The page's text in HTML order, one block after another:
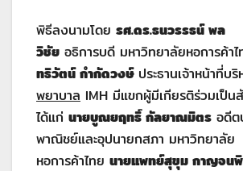
พิธีลงนามโดย รศ.ดร.ธนวรรธน์ พล
วิชัย อธิการบดี มหาวิทยาลัยหอการค้า
ทธิวัตน์ กำกัดวงษ์ประธานเจ้าหน้าที่บริ
พยาบาล IMH มีแขกผู้มีเกียรติร่วมเป็น
ได้แก่ นายบูณยฤทธิ์ กัลยาณมิตร อดีต
พาณิชย์และอุปนายกสภา มหาวิทยาลัย
หอการค้าไทย นายแพทย์สุขุม กาญจน